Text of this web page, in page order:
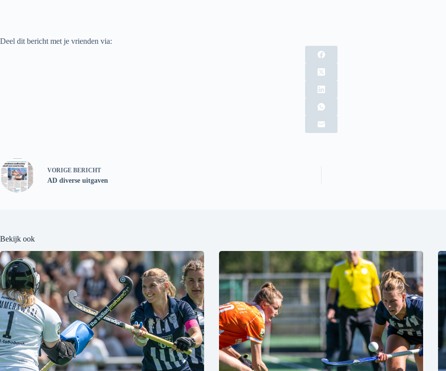
Deel dit bericht met je vrienden via:
VORIGE BERICHT
AD diverse uitgaven
Bekijk ook